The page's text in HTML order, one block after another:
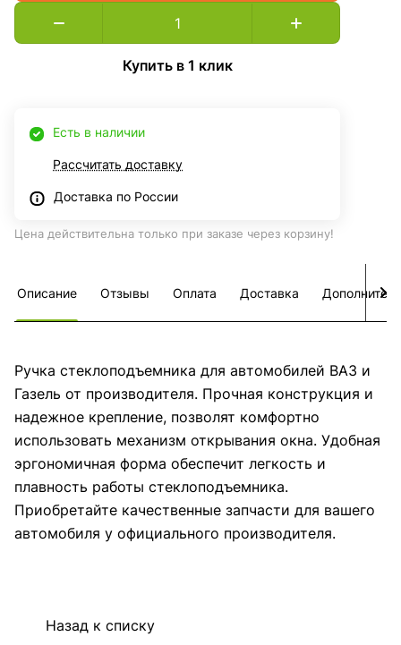
Купить в 1 клик
Есть в наличии
Рассчитать доставку
Доставка по России
Цена действительна только при заказе через корзину!
Описание Отзывы Оплата Доставка
Ручка стеклоподъемника для автомобилей ВАЗ и
Газель от производителя. Прочная конструкция и
надежное крепление, позволят комфортно
использовать механизм открывания окна. Удобная
эргономичная форма обеспечит легкость и
плавность работы стеклоподъемника.
Приобретайте качественные запчасти для вашего
автомобиля у официального производителя.
Назад к списку